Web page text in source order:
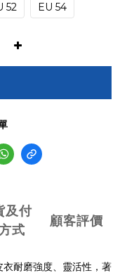
52 EU 54
及付
式
顧客評價
耐磨強度、靈活性，著